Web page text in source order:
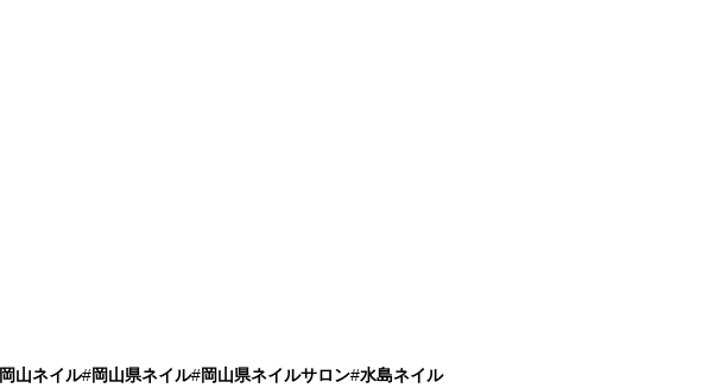
岡山ネイル#岡山県ネイル#岡山県ネイルサロン#水島ネイル